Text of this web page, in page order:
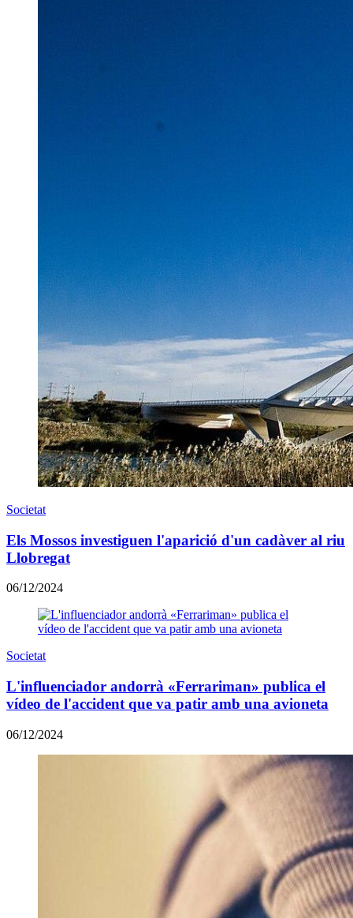
Societat
Els Mossos investiguen l'aparició d'un cadàver al riu
Llobregat
06/12/2024
Societat
L'influenciador andorrà «Ferrariman» publica el
vídeo de l'accident que va patir amb una avioneta
06/12/2024